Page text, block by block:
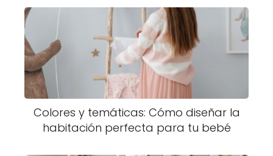
Colores y temáticas: Cómo diseñar la
habitación perfecta para tu bebé